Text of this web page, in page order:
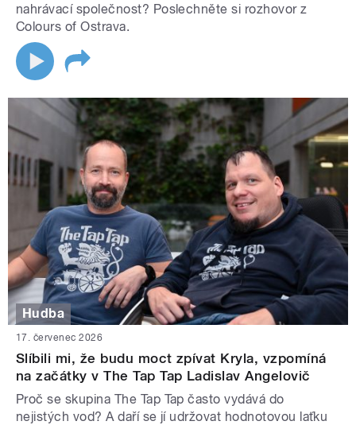
nahrávací společnost? Poslechněte si rozhovor z
Colours of Ostrava.
Hudba
17. červenec 2026
Slíbili mi, že budu moct zpívat Kryla, vzpomíná
na začátky v The Tap Tap Ladislav Angelovič
Proč se skupina The Tap Tap často vydává do
nejistých vod? A daří se jí udržovat hodnotovou laťku